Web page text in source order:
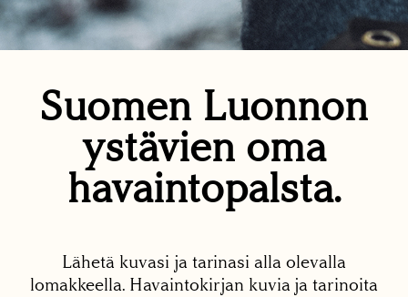
Suomen Luonnon
ystävien oma
havaintopalsta.
Lähetä kuvasi ja tarinasi alla olevalla
lomakkeella. Havaintokirjan kuvia ja tarinoita